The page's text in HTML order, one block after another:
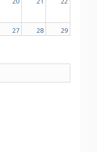
27 28 29